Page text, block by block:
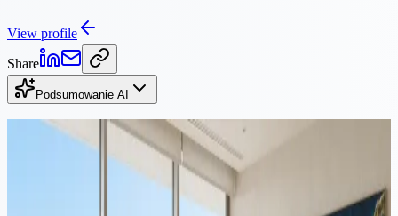
View profile
Share
Podsumowanie AI
Czytaj dalej
13 min czytania
Przeprowadzka na Cypr z Polski: przewodnik po podatkach,